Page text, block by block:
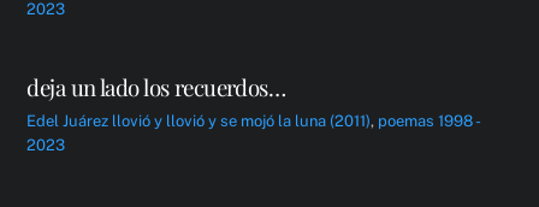
2023
deja un lado los recuerdos…
Edel Juárez llovió y llovió y se mojó la luna (2011), poemas 1998 -
2023